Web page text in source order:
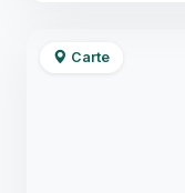
Carte